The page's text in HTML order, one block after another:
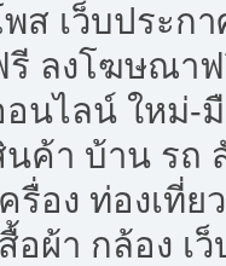
ส เว็บประก
รี ลงโฆษณา
อนไลน์ ใหม่-
นค้า บ้าน รถ
ครื่อง ท่องเที่ย
สื้อผ้า กล้อง เ